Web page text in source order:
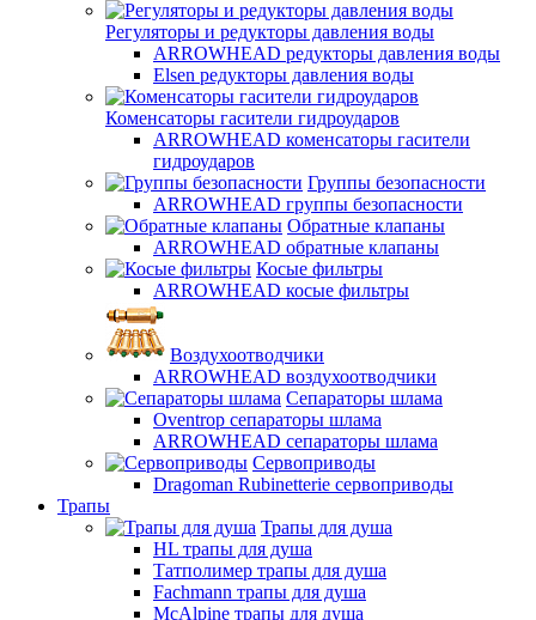
Регуляторы и редукторы давления воды
ARROWHEAD редукторы давления воды
Elsen редукторы давления воды
Коменсаторы гасители гидроударов
ARROWHEAD коменсаторы гасители
гидроударов
Группы безопасности
ARROWHEAD группы безопасности
Обратные клапаны
ARROWHEAD обратные клапаны
Косые фильтры
ARROWHEAD косые фильтры
Воздухоотводчики
ARROWHEAD воздухоотводчики
Сепараторы шлама
Oventrop cепараторы шлама
ARROWHEAD сепараторы шлама
Сервоприводы
Dragoman Rubinetterie сервоприводы
Трапы
Трапы для душа
HL трапы для душа
Татполимер трапы для душа
Fachmann трапы для душа
McAlpine трапы для душа